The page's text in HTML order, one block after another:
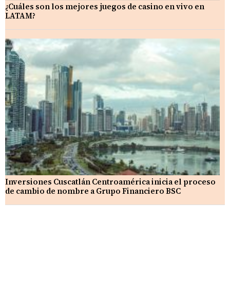
¿Cuáles son los mejores juegos de casino en vivo en
LATAM?
Inversiones Cuscatlán Centroamérica inicia el proceso
de cambio de nombre a Grupo Financiero BSC